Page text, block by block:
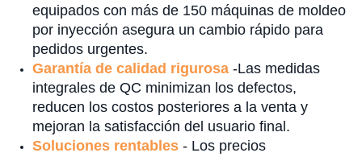
equipados con más de 150 máquinas de moldeo
por inyección asegura un cambio rápido para
pedidos urgentes.
Garantía de calidad rigurosa -Las medidas
integrales de QC minimizan los defectos,
reducen los costos posteriores a la venta y
mejoran la satisfacción del usuario final.
Soluciones rentables - Los precios